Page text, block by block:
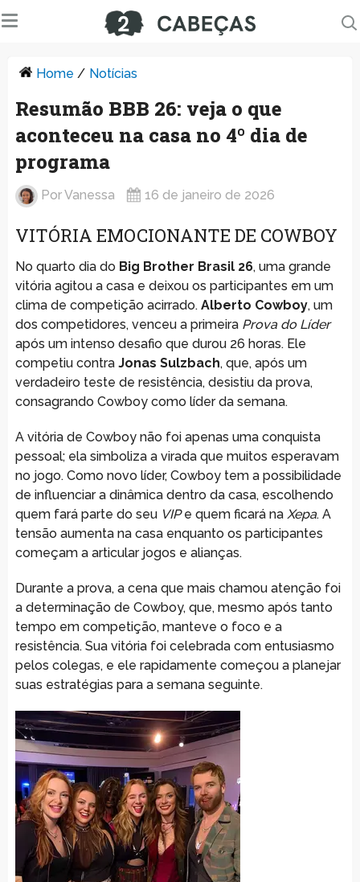
Home / Notícias
Resumão BBB 26: veja o que
aconteceu na casa no 4º dia de
programa
PorVanessa 16 de janeiro de 2026
VITÓRIA EMOCIONANTE DE COWBOY
No quarto dia do Big Brother Brasil 26, uma grande
vitória agitou a casa e deixou os participantes em um
clima de competição acirrado. Alberto Cowboy, um
dos competidores, venceu a primeira Prova do Líder
após um intenso desafio que durou 26 horas. Ele
competiu contra Jonas Sulzbach, que, após um
verdadeiro teste de resistência, desistiu da prova,
consagrando Cowboy como líder da semana.
A vitória de Cowboy não foi apenas uma conquista
pessoal; ela simboliza a virada que muitos esperavam
no jogo. Como novo líder, Cowboy tem a possibilidade
de influenciar a dinâmica dentro da casa, escolhendo
quem fará parte do seu VIPe quem ficará na Xepa. A
tensão aumenta na casa enquanto os participantes
começam a articular jogos e alianças.
Durante a prova, a cena que mais chamou atenção foi
a determinação de Cowboy, que, mesmo após tanto
tempo em competição, manteve o foco e a
resistência. Sua vitória foi celebrada com entusiasmo
pelos colegas, e ele rapidamente começou a planejar
suas estratégias para a semana seguinte.